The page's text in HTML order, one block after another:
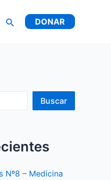
DONAR
Buscar
Nº8 – Medicina